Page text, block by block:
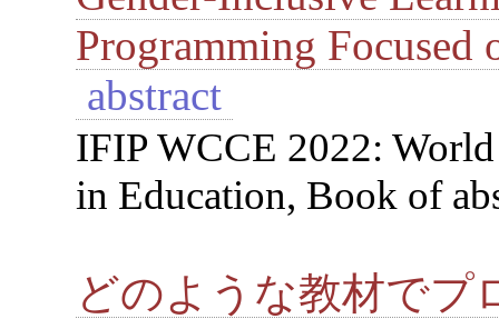
Programming
abstract
IFIP WCCE 2022:
in Education, Book of
どのような教材でプ